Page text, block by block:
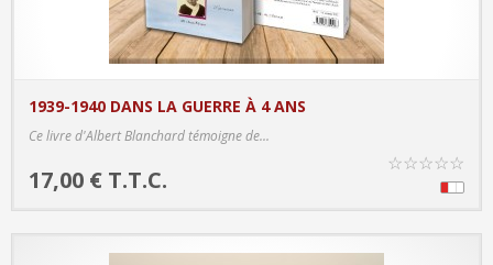
1939-1940 DANS LA GUERRE À 4 ANS
Ce livre d'Albert Blanchard témoigne de...
17,00 € T.T.C.
☆☆☆☆☆